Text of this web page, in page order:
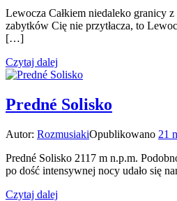
Lewocza Całkiem niedaleko granicy
zabytków Cię nie przytłacza, to
[…]
Czytaj dalej
Predné Solisko
Autor: RozmusiakiOpublikowano 21
Predné Solisko 2117 m n.p.m.
po dość intensywnej nocy udało się
Czytaj dalej